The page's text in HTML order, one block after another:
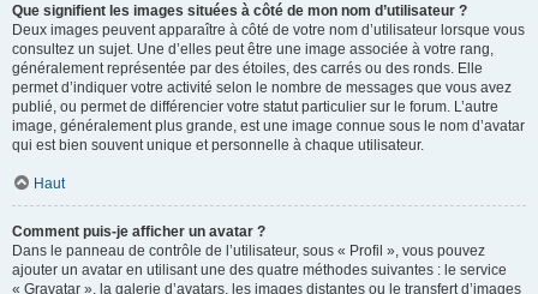
Que signifient les images situées à côté de mon nom d’utilisateur ?
Deux images peuvent apparaître à côté de votre nom d’utilisateur lorsque vous
consultez un sujet. Une d’elles peut être une image associée à votre rang,
généralement représentée par des étoiles, des carrés ou des ronds. Elle
permet d’indiquer votre activité selon le nombre de messages que vous avez
publié, ou permet de différencier votre statut particulier sur le forum. L’autre
image, généralement plus grande, est une image connue sous le nom d’avatar
qui est bien souvent unique et personnelle à chaque utilisateur.
Haut
Comment puis-je afficher un avatar ?
Dans le panneau de contrôle de l’utilisateur, sous « Profil », vous pouvez
ajouter un avatar en utilisant une des quatre méthodes suivantes : le service
« Gravatar », la galerie d’avatars, les images distantes ou le transfert d’images